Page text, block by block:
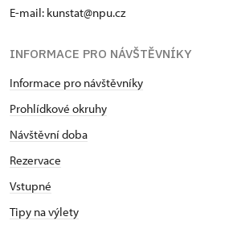
E-mail: kunstat@npu.cz
INFORMACE PRO NÁVŠTĚVNÍKY
Informace pro návštěvníky
Prohlídkové okruhy
Návštěvní doba
Rezervace
Vstupné
Tipy na výlety